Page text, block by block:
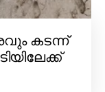
കടന്ന്